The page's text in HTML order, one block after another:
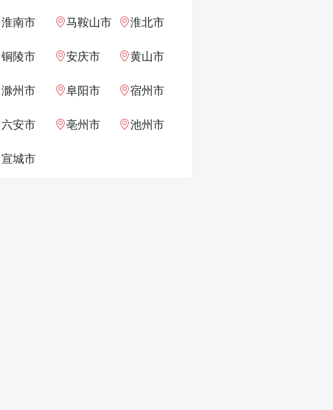
淮南市 马鞍山市 淮北市
铜陵市 安庆市 黄山市
滁州市 阜阳市 宿州市
六安市 亳州市 池州市
宣城市